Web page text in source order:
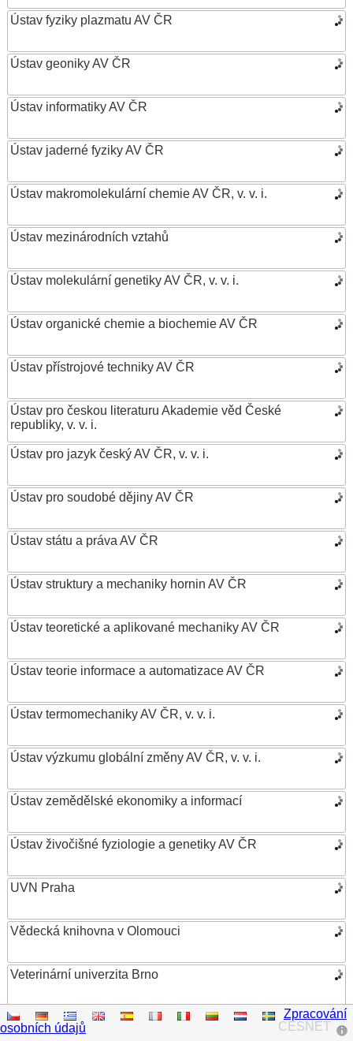
Ústav fyziky plazmatu AV ČR
Ústav geoniky AV ČR
Ústav informatiky AV ČR
Ústav jaderné fyziky AV ČR
Ústav makromolekulární chemie AV ČR, v. v. i.
Ústav mezinárodních vztahů
Ústav molekulární genetiky AV ČR, v. v. i.
Ústav organické chemie a biochemie AV ČR
Ústav přístrojové techniky AV ČR
Ústav pro českou literaturu Akademie věd České
republiky, v. v. i.
Ústav pro jazyk český AV ČR, v. v. i.
Ústav pro soudobé dějiny AV ČR
Ústav státu a práva AV ČR
Ústav struktury a mechaniky hornin AV ČR
Ústav teoretické a aplikované mechaniky AV ČR
Ústav teorie informace a automatizace AV ČR
Ústav termomechaniky AV ČR, v. v. i.
Ústav výzkumu globální změny AV ČR, v. v. i.
Ústav zemědělské ekonomiky a informací
Ústav živočišné fyziologie a genetiky AV ČR
UVN Praha
Vědecká knihovna v Olomouci
Veterinární univerzita Brno
VŠB – Technická univerzita Ostrava
CESNET
Zpracování
osobních údajů